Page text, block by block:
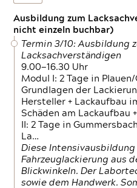
Ausbildung zum
nicht einzeln buchbar)
Termin 3/10: Ausbildung
Lacksachverständigen
9.00—16.30 Uhr
Modul I: 2 Tage in
Grundlagen der
Hersteller + Lackaufbau
Schäden am Lackaufbau
II: 2 Tage in
La…
Diese
Fahrzeuglackierung aus
Blickwinkeln. Der
sowie dem Handwerk.